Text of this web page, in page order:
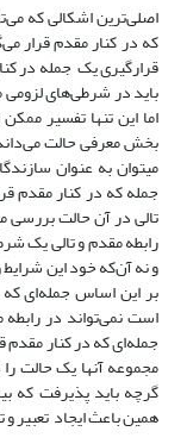
اصلی‌ترین اشکالی که
که در کنار مقدم قرار
قرارگیری یک جمله در
باید در شرطی‌های لزومی
اما این تنها تفسیر
بخش معرفی حالت
می­توان به عنوان
جمله که در کنار مقدم
تالی در آن حالت
رابطه مقدم و تالی یک
و نه آن‌که خود این شرایط
بر این اساس جمله‌ای
است نمی‌تواند در
جمله‌ای که در کنار مقدم
مجموعه آنها یک حالت
گرچه باید پذیرفت که
همین باعث ایجاد تعبیر